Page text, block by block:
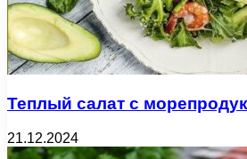
Теплый салат с
21.12.2024